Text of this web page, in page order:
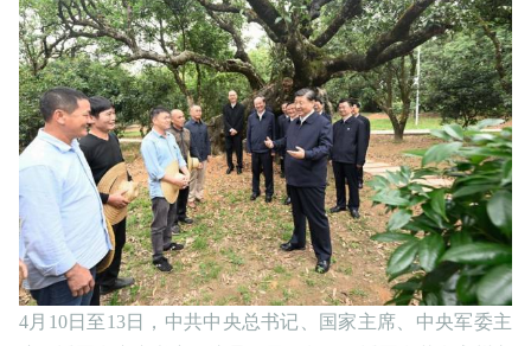
4月10日至13日，中共中央总书记、国家主席、中央军委主